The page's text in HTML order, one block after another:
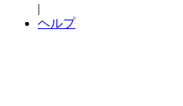
|
ヘルプ